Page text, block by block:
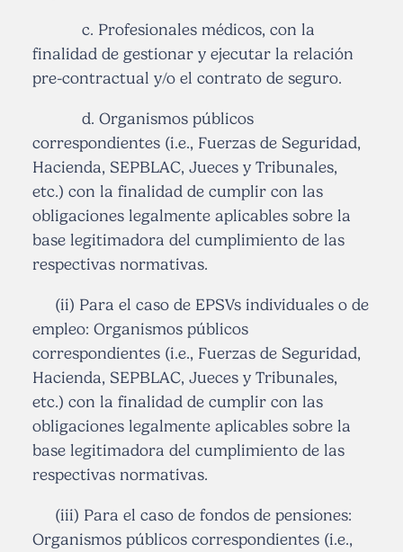
c. Profesionales médicos, con la
finalidad de gestionar y ejecutar la relación
pre-contractual y/o el contrato de seguro.
d. Organismos públicos
correspondientes (i.e., Fuerzas de Seguridad,
Hacienda, SEPBLAC, Jueces y Tribunales,
etc.) con la finalidad de cumplir con las
obligaciones legalmente aplicables sobre la
base legitimadora del cumplimiento de las
respectivas normativas.
(ii) Para el caso de EPSVs individuales o de
empleo: Organismos públicos
correspondientes (i.e., Fuerzas de Seguridad,
Hacienda, SEPBLAC, Jueces y Tribunales,
etc.) con la finalidad de cumplir con las
obligaciones legalmente aplicables sobre la
base legitimadora del cumplimiento de las
respectivas normativas.
(iii) Para el caso de fondos de pensiones:
Organismos públicos correspondientes (i.e.,